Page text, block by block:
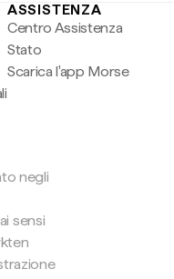
ASSISTENZA
Centro Assistenza
Stato
Scarica l'app Morse
negli
sensi